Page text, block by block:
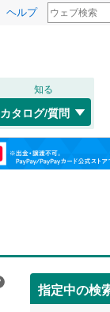
ヘルプ
知る
カタログ/質問
指定中の検
福島 南区(19)
安佐北区(76)
府中市(12)
大竹市(6)
畠敷町(1)
十日市南(1)
福塩線(2)
木次線(0)
広島電鉄循環
太陽光発電